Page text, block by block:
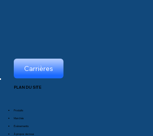
Carrières
PLAN DU SITE
Produits
Marchés
Événements
À propos de nous